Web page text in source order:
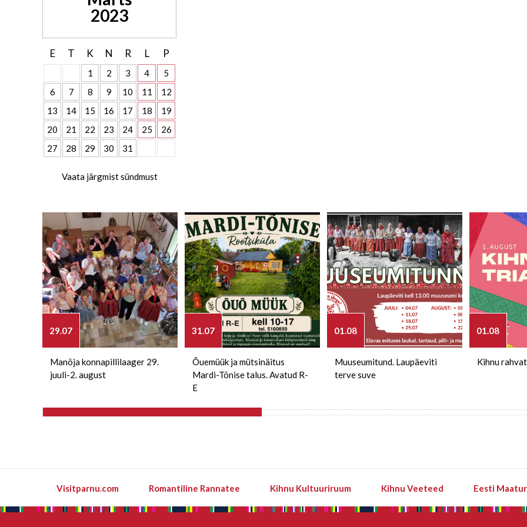
2023
E T K N R L P
1 2 3 4
5
6
7 8 9 10 11
12
13
14 15 16 17 18
19
20
21 22 23 24 25
26
27
28 29 30 31
Vaata järgmist sündmust
29.07
Manõja konnapillilaager 29.
juuli-2. august
31.07
Õuemüük ja mütsinäitus
Mardi-Tõnise talus. Avatud R-
E
01.08
Muuseumitund. Laupäeviti
terve suve
01.08
Kihnu
Visitparnu.com Romantiline Rannatee Kihnu Kultuuriruum Kihnu Veeteed Eesti